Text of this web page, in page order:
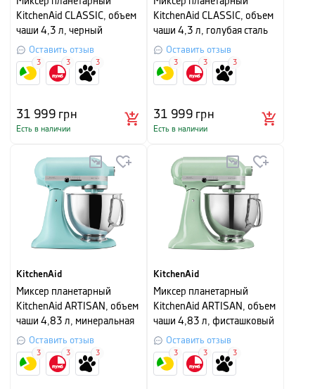
KitchenAid CLASSIC, объем
чаши 4,3 л, черный
Оставить отзыв
31 999грн
Есть в наличии
3 3 3
KitchenAid CLASSIC, объем
чаши 4,3 л, голубая сталь
Оставить отзыв
31 999грн
Есть в наличии
3 3 3
KitchenAid
Миксер планетарный
KitchenAid ARTISAN, объем
чаши 4,83 л, минеральная
водаОставить отзыв
3 3 3
KitchenAid
Миксер планетарный
KitchenAid ARTISAN, объем
чаши 4,83 л, фисташковый
Оставить отзыв
3 3 3